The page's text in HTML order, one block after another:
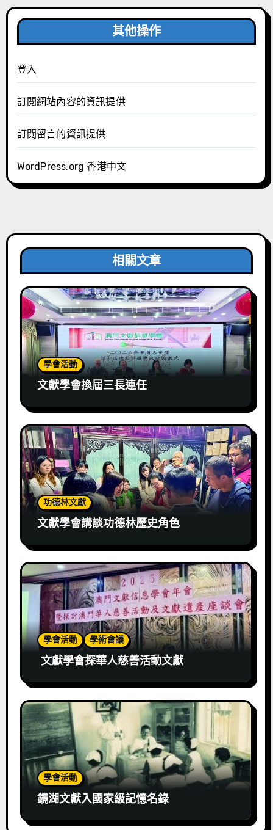
其他操作
登入
訂閱網站內容的資訊提供
訂閱留言的資訊提供
WordPress.org 香港中文
相關文章
學會活動
文獻學會換屆三長連任
功德林文獻
文獻學會講談功德林歷史角色
學會活動 學術會議
文獻學會探華人慈善活動文獻
學會活動
鏡湖文獻入國家級記憶名錄